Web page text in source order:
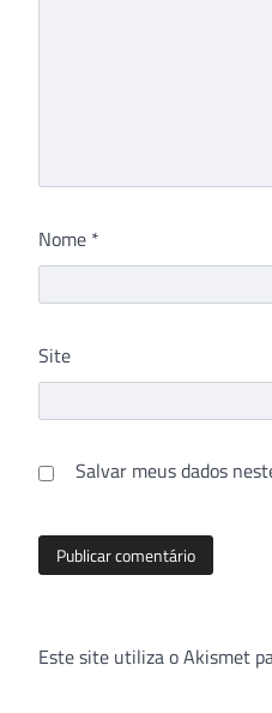
Nome *
Site
Salvar meus dados
Este site utiliza o Akismet